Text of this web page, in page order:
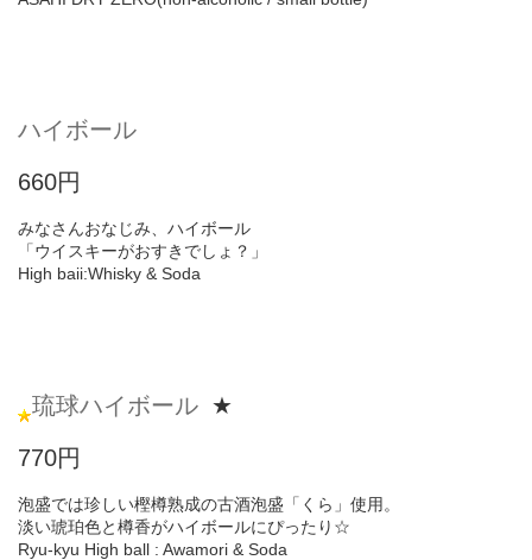
ハイボール
660円
みなさんおなじみ、ハイボール
「ウイスキーがおすきでしょ？」
High baii:Whisky & Soda
琉球ハイボール ★
770円
泡盛では珍しい樫樽熟成の古酒泡盛「くら」使用。
淡い琥珀色と樽香がハイボールにぴったり☆
Ryu-kyu High ball : Awamori & Soda